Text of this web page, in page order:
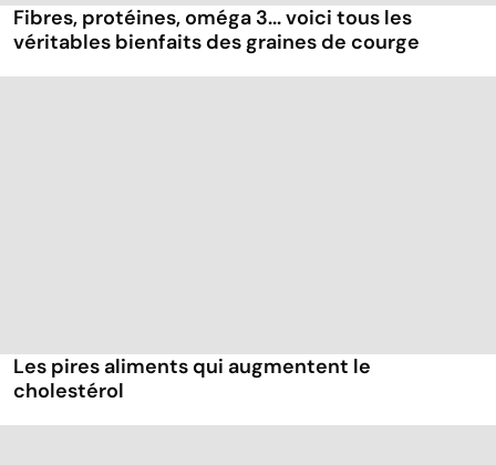
Fibres, protéines, oméga 3... voici tous les
véritables bienfaits des graines de courge
Les pires aliments qui augmentent le
cholestérol